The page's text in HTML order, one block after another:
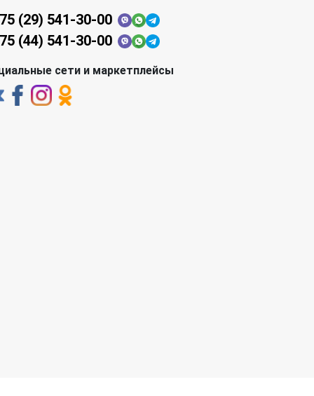
(29) 541-30-00
(44) 541-30-00
сети и маркетплейсы